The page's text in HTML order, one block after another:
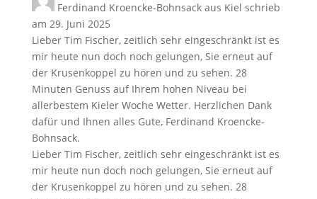
Ferdinand Kroencke-Bohnsack aus Kiel schrieb
am 29. Juni 2025
Lieber Tim Fischer, zeitlich sehr eingeschränkt ist es
mir heute nun doch noch gelungen, Sie erneut auf
der Krusenkoppel zu hören und zu sehen. 28
Minuten Genuss auf Ihrem hohen Niveau bei
allerbestem Kieler Woche Wetter. Herzlichen Dank
dafür und Ihnen alles Gute, Ferdinand Kroencke-
Bohnsack.
Lieber Tim Fischer, zeitlich sehr eingeschränkt ist es
mir heute nun doch noch gelungen, Sie erneut auf
der Krusenkoppel zu hören und zu sehen. 28